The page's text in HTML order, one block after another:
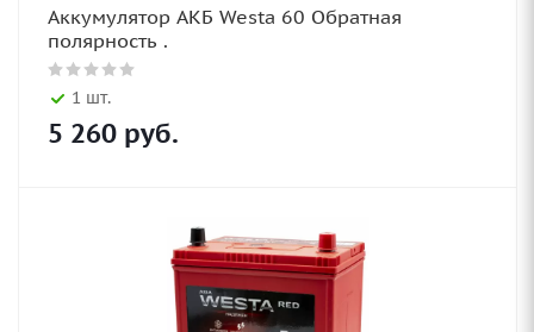
Аккумулятор АКБ Westa 60 Обратная
полярность .
1 шт.
5 260 руб.